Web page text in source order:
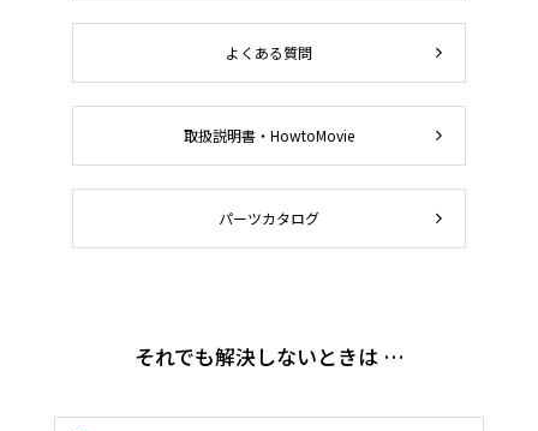
よくある質問
取扱説明書・HowtoMovie
パーツカタログ
それでも解決しないときは …